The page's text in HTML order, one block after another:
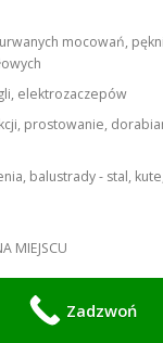
mocowań,
elektrozaczepów
prostowanie,
balustrady - stal,
MIEJSCU
warsztatem w busie
Zadzwoń